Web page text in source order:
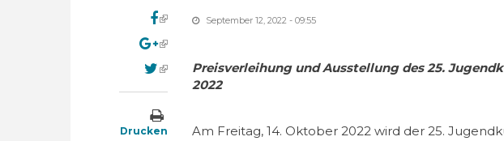
(link is external)
(link is external)
(link is external)
Drucken
September 12, 2022 - 09:55
Preisverleihung und Ausstellung des 25.
2022
Am Freitag, 14. Oktober 2022 wird der 25.